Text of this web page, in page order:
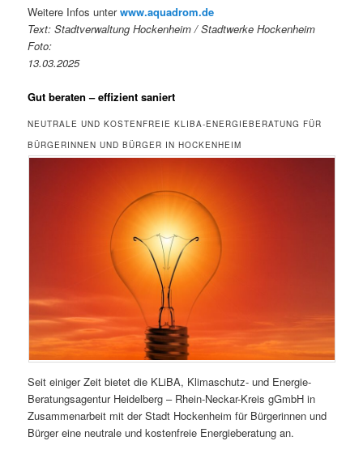
Weitere Infos unterwww.aquadrom.de
Text: Stadtverwaltung Hockenheim / Stadtwerke Hockenheim
Foto:
13.03.2025
Gut beraten – effizient saniert
NEUTRALE UND KOSTENFREIE KLIBA-ENERGIEBERATUNG FÜR
BÜRGERINNEN UND BÜRGER IN HOCKENHEIM
Seit einiger Zeit bietet die KLiBA, Klimaschutz- und Energie-
Beratungsagentur Heidelberg – Rhein-Neckar-Kreis gGmbH in
Zusammenarbeit mit der Stadt Hockenheim für Bürgerinnen und
Bürger eine neutrale und kostenfreie Energieberatung an.